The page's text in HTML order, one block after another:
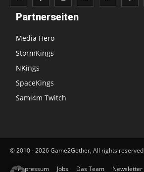
Partnerseiten
Media Hero
StormKings
NKings
SpaceKings
Sami4m Twitch
© 2010 - 2026 Game2Gether, All rights reserved
Impressum Jobs Das Team Newsletter